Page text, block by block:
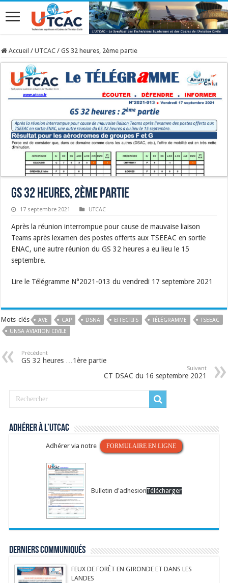
Accueil / UTCAC / GS 32 heures, 2ème partie
GS 32 heures, 2ème partie
17 septembre 2021 UTCAC
Après la réunion interrompue pour cause de mauvaise liaison
Teams après lexamen des postes offerts aux TSEEAC en sortie
ENAC, une autre réunion du GS 32 heures a eu lieu le 15
septembre.
Lire le Télégramme N°2021-013 du vendredi 17 septembre 2021
Mots-clés AVE CAP DSNA EFFECTIFS TÉLÉGRAMME
TSEEAC
UNSA AVIATION CIVILE
Précédent
GS 32 heures …1ère partie
Suivant
CT DSAC du 16 septembre 2021
Adhérer à l’UTCAC
Adhérer via notre FORMULAIRE EN LIGNE
Bulletin d'adhesionTélécharger
Derniers communiqués
FEUX DE FORÊT EN GIRONDE ET DANS LES
LANDES